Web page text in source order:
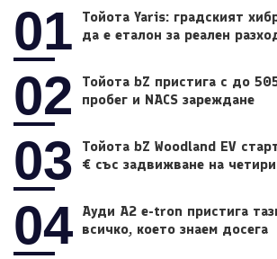
01
Тойота Yaris: градският
да е еталон за реален
02
Тойота bZ пристига с до
пробег и NACS зареждане
03
Тойота bZ Woodland EV
€ със задвижване на
04 Ауди A2 e-tron пристига
всичко, което знаем досега